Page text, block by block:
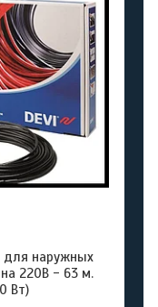
для наружных
на 220В - 63 м.
Вт)